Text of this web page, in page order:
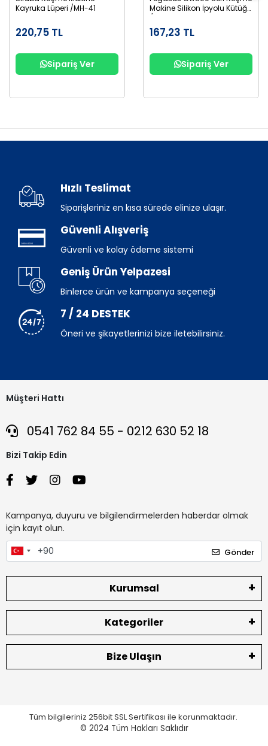
Kayruka Lüperi /MH-41
220,75 TL
Sipariş Ver
Makine Silikon İpyolu Kütüğü
/2535450
167,23 TL
Sipariş Ver
Hızlı Teslimat
Siparişleriniz en kısa sürede elinize ulaşır.
Güvenli Alışveriş
Güvenli ve kolay ödeme sistemi
Geniş Ürün Yelpazesi
Binlerce ürün ve kampanya seçeneği
7 / 24 DESTEK
Öneri ve şikayetlerinizi bize iletebilirsiniz.
Müşteri Hattı
0541 762 84 55 - 0212 630 52 18
Bizi Takip Edin
Kampanya, duyuru ve bilgilendirmelerden haberdar olmak
için kayıt olun.
Gönder
Kurumsal
Kategoriler
Bize Ulaşın
Tüm bilgileriniz 256bit SSL Sertifikası ile korunmaktadır.
© 2024 Tüm Hakları Saklıdır